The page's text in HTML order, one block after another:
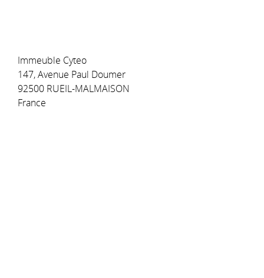
Immeuble Cyteo
147, Avenue Paul Doumer
92500 RUEIL-MALMAISON
France